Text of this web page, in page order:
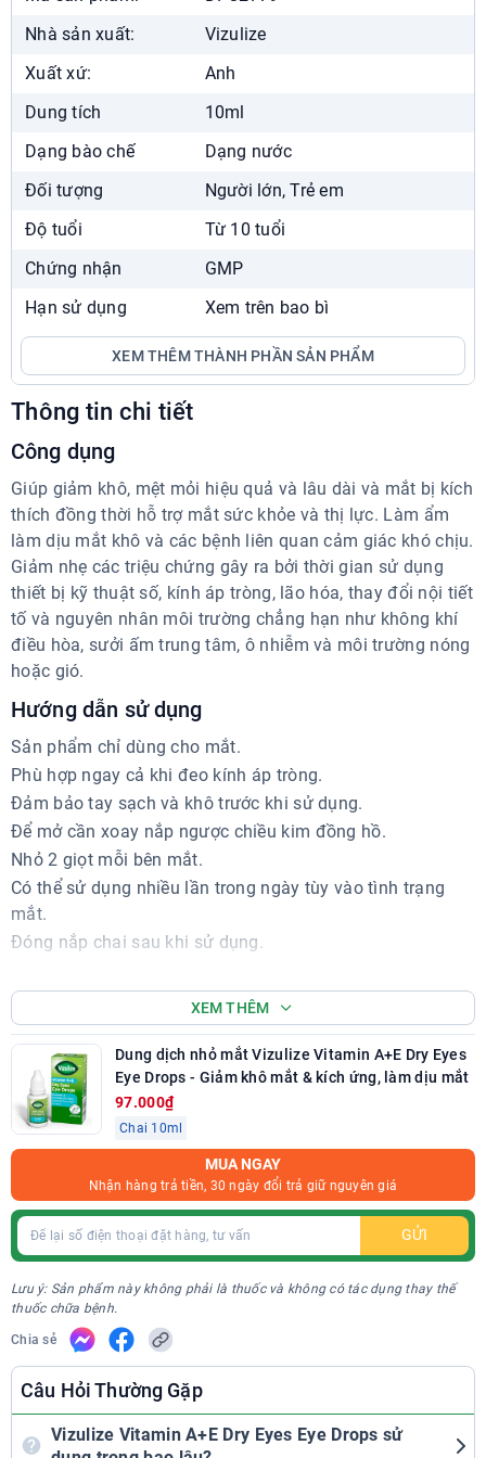
Nhà Thuốc Phương Chính Nguyễn Du
024.7300.3333
Chat Zalo
Nhà Thuốc Phương Chính Times City
024.7300.3333
7:00 - 22:30
Chat Zalo
Xem chỉ đường
Showroom Phương Chính
Liền Kề 04, ngõ Hòa Bình 6, Bạch Mai
024.7300.3333
8:00 - 18:00
Chat Zalo
Thông tin chi tiết
Công dụng
Giúp giảm khô, mệt mỏi hiệu quả và lâu dài và mắt bị kích
thích đồng thời hỗ trợ mắt sức khỏe và thị lực. Làm ẩm
làm dịu mắt khô và các bệnh liên quan cảm giác khó chịu.
Giảm nhẹ các triệu chứng gây ra bởi thời gian sử dụng
thiết bị kỹ thuật số, kính áp tròng, lão hóa, thay đổi nội tiết
tố và nguyên nhân môi trường chẳng hạn như không khí
điều hòa, sưởi ấm trung tâm, ô nhiễm và môi trường nóng
hoặc gió.
Hướng dẫn sử dụng
Sản phẩm chỉ dùng cho mắt.
Phù hợp ngay cả khi đeo kính áp tròng.
Đảm bảo tay sạch và khô trước khi sử dụng.
Để mở cần xoay nắp ngược chiều kim đồng hồ.
Nhỏ 2 giọt mỗi bên mắt.
Có thể sử dụng nhiều lần trong ngày tùy vào tình trạng
mắt.
Đóng nắp chai sau khi sử dụng.
Không sử dụng sản phẩm hết hạn hoặc khi bao bì không
còn nguyên vẹn.
Không dùng cho người mẫn cảm với bất kỳ thành phần
nào của sản phẩm.
Chỉ sử dụng cho mắt, không được uống. Để xa tầm tay trẻ
em.
Bảo quản
Bảo quản ở nhiệt độ từ 5°C đến 30°C. Tránh ánh nắng
trực tiếp.
Thông tin thêm
Thương hiệu: Vizulize
Chủ sở hữu thiết bị y tế và nhà sản xuất: EAST MIDLANDS
PHARMA LTD - Unit 1 Rothley Lodge, Loughborough Road,
Rothley Leicestershire, LE7 7NL, UK.
Số công bố:220003366/PCBB-HCM
XEM THÊM
Dung dịch nhỏ mắt Vizulize Vitamin A+E Dry Eyes
Eye Drops - Giảm khô mắt & kích ứng, làm dịu mắt
97.000₫
Chai 10ml
MUA NGAY
Nhận hàng trả tiền, 30 ngày đổi trả giữ nguyên giá
GỬI
Lưu ý: Sản phẩm này không phải là thuốc và không có tác dụng thay thế
thuốc chữa bệnh.
Chia sẻ
Câu Hỏi Thường Gặp
Vizulize Vitamin A+E Dry Eyes Eye Drops sử
Nhà sản xuất:
Vizulize
Xuất xứ:
Anh
Dung tích
10ml
Dạng bào chế
Dạng nước
Đối tượng
Người lớn, Trẻ em
Độ tuổi
Từ 10 tuổi
Chứng nhận
GMP
Hạn sử dụng
Xem trên bao bì
XEM THÊM THÀNH PHẦN SẢN PHẨM